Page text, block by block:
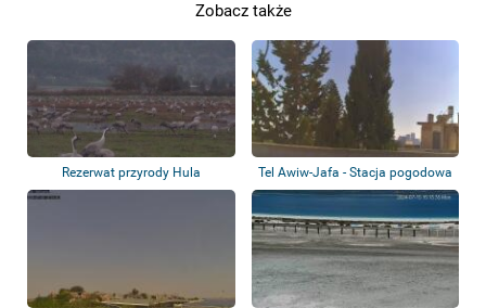
Zobacz także
Rezerwat przyrody Hula Tel Awiw-Jafa - Stacja pogodowa